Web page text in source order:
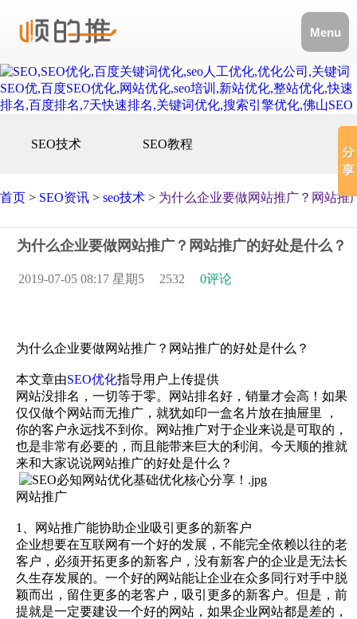
Menu
SEO技术 SEO教程
首页 > SEO资讯 > seo技术 > 为什么企业要做网站推广？网站推
为什么企业要做网站推广？网站推广的好处是什么？
2019-07-05 08:17 星期5 2532 0评论
为什么企业要做网站推广？网站推广的好处是什么？
本文章由SEO优化指导用户上传提供
网站没排名，一切等于零。网站排名好，销量才会高！如果
仅仅做个网站而无推广，就犹如印一盒名片放在抽屉里 ，
你的客户永远找不到你。网站推广对于企业来说是可取的，
也是非常有必要的，而且能带来巨大的利润。今天顺的推就
来和大家说说网站推广的好处是什么？
网站推广
1、网站推广能协助企业吸引更多的新客户
企业想要在互联网有一个好的发展，不能完全依赖以往的老
客户，必须开拓更多的新客户，没有新客户的企业是无法长
久生存发展的。一个好的网站能让企业在众多同行对手中脱
颖而出，留住更多的老客户，吸引更多的新客户。但是，前
提就是一定要建设一个好的网站，如果企业网站都是差的，